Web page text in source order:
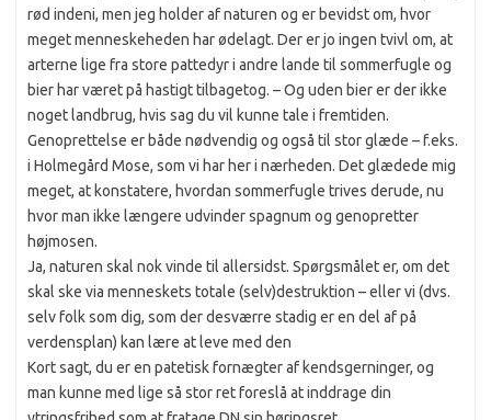
rød indeni, men jeg holder af naturen og er bevidst om, hvor
meget menneskeheden har ødelagt. Der er jo ingen tvivl om, at
arterne lige fra store pattedyr i andre lande til sommerfugle og
bier har været på hastigt tilbagetog. – Og uden bier er der ikke
noget landbrug, hvis sag du vil kunne tale i fremtiden.
Genoprettelse er både nødvendig og også til stor glæde – f.eks.
i Holmegård Mose, som vi har her i nærheden. Det glædede mig
meget, at konstatere, hvordan sommerfugle trives derude, nu
hvor man ikke længere udvinder spagnum og genopretter
højmosen.
Ja, naturen skal nok vinde til allersidst. Spørgsmålet er, om det
skal ske via menneskets totale (selv)destruktion – eller vi (dvs.
selv folk som dig, som der desværre stadig er en del af på
verdensplan) kan lære at leve med den
Kort sagt, du er en patetisk fornægter af kendsgerninger, og
man kunne med lige så stor ret foreslå at inddrage din